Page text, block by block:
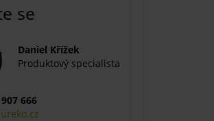
se
Daniel Křížek
Produktový specialista
666